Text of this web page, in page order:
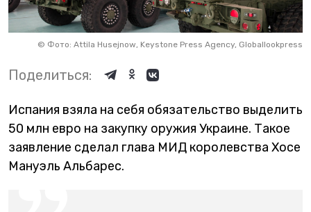
© Фото: Attila Husejnow, Keystone Press Agency, Globallookpress
Поделиться:
Испания взяла на себя обязательство выделить
50 млн евро на закупку оружия Украине. Такое
заявление сделал глава МИД королевства Хосе
Мануэль Альбарес.